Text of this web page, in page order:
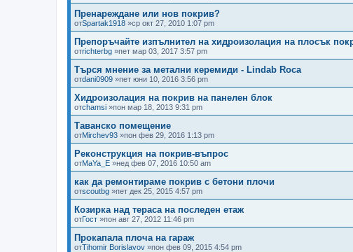
Пренареждане или нов покрив?
отSpartak1918 »ср окт 27, 2010 1:07 pm
Препоръчайте изпълнител на хидроизолация на плосък
отrichterbg »пет мар 03, 2017 3:57 pm
Търся мнение за метални керемиди - Lindab Roca
отdani0909 »пет юни 10, 2016 3:56 pm
Хидроизолация на покрив на панелен блок
отchamsi »пон мар 18, 2013 9:31 pm
Таванско помещение
отMirchev93 »пон фев 29, 2016 1:13 pm
Реконструкция на покрив-въпрос
отMaYa_E »нед фев 07, 2016 10:50 am
как да ремонтираме покрив с бетони плочи
отscoutbg »пет дек 25, 2015 4:57 pm
Козирка над тераса на последен етаж
отГост »пон авг 27, 2012 11:46 pm
Прокапала плоча на гараж
отTihomir Borislavov »пон фев 09, 2015 4:54 pm